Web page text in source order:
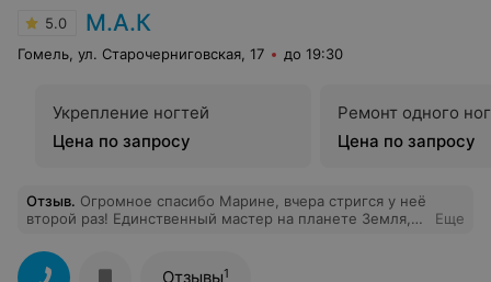
5.0 М.А.К
Гомель, ул. Старочерниговская, 17 до 19:30
Укрепление ногтей
Цена по запросу
Ремонт одного
Цена по запросу
Отзыв. Огромное спасибо Марине, вчера стригся у неё
второй раз! Единственный мастер на планете Земля,
приятная девушка. Я знаю, как сложно найти хороших
администраторов с высоким эмоциональным
Еще
Отзывы1